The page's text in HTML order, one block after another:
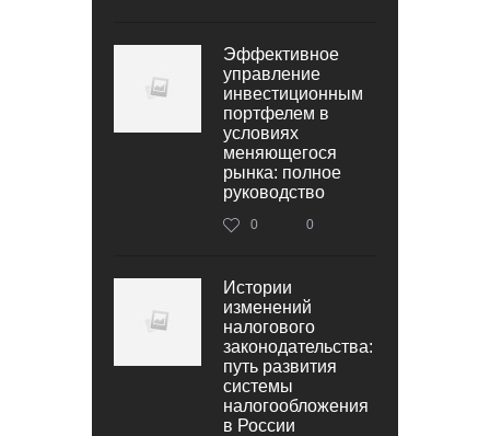
Эффективное
управление
инвестиционным
портфелем в
условиях
меняющегося
рынка: полное
руководство
0 0
Истории
изменений
налогового
законодательства:
путь развития
системы
налогообложения
в России